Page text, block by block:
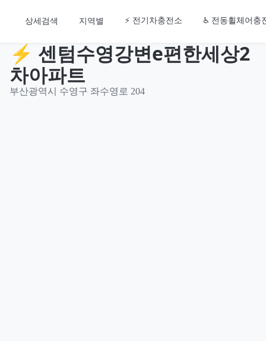
🗺️전국 공영주차장
상세검색 지역별 ⚡ 전기차충전소 ♿ 전동휠체어충
⚡ 센텀수영강변e편한세상2
차아파트
부산광역시 수영구 좌수영로 204